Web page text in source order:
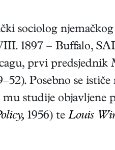
sociolog
1897 – Buffalo,
prvi predsjednik
Posebno se
mu studije objavljene
1956) te Louis